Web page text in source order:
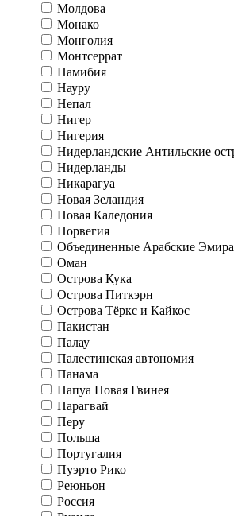
Молдова
Монако
Монголия
Монтсеррат
Намибия
Науру
Непал
Нигер
Нигерия
Нидерландские Антильские
Нидерланды
Никарагуа
Новая Зеландия
Новая Каледония
Норвегия
Объединенные Арабские
Оман
Острова Кука
Острова Питкэрн
Острова Тёркс и Кайкос
Пакистан
Палау
Палестинская автономия
Панама
Папуа Новая Гвинея
Парагвай
Перу
Польша
Португалия
Пуэрто Рико
Реюньон
Россия